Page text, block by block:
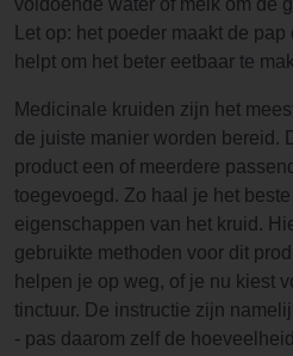
voldoende water of melk om de
Let op: het poeder maakt de
helpt om het beter eetbaar te
Medicinale kruiden zijn het
de juiste manier worden bereid.
product een of meerdere
toegevoegd. Zo haal je het
eigenschappen van het kruid.
gebruikte methoden voor dit
helpen je op weg, of je nu kiest
tinctuur. De instructie zijn
- pas daarom zelf de